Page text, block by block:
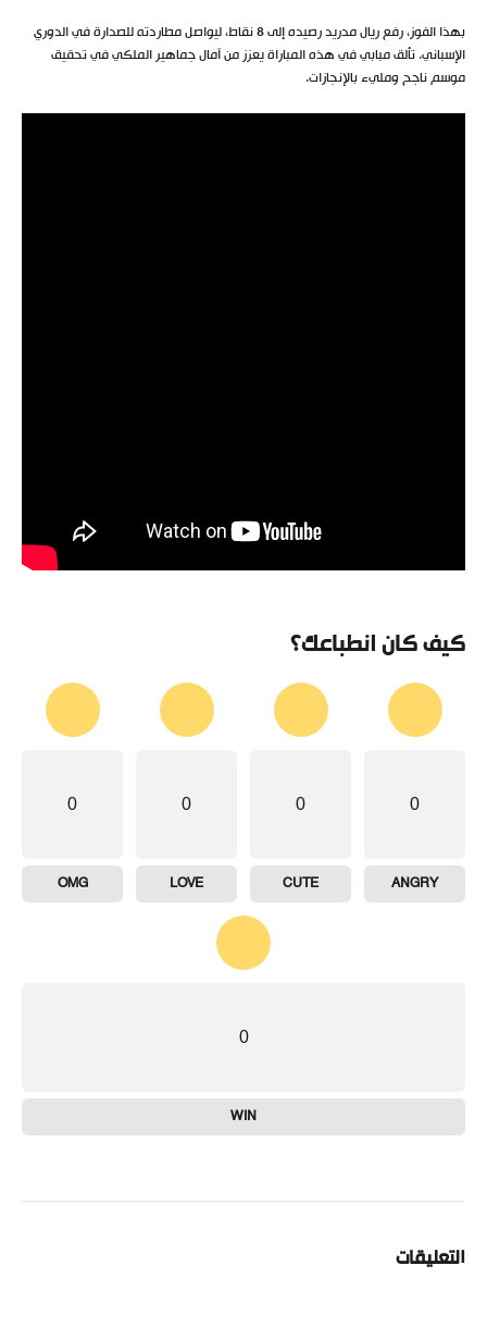
بهذا الفوز، رفع ريال مدريد رصيده إلى 8 نقاط، ليواصل مطاردته للصدارة في الدوري
الإسباني. تألق مبابي في هذه المباراة يعزز من آمال جماهير الملكي في تحقيق
موسم ناجح ومليء بالإنجازات.
كيف كان انطباعك؟
0
ANGRY
0
CUTE
0
LOVE
0
OMG
0
WIN
التعليقات